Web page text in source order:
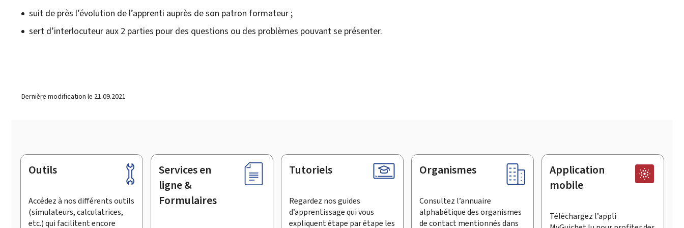
suit de près l’évolution de l’apprenti auprès de son patron formateur ;
sert d’interlocuteur aux 2 parties pour des questions ou des problèmes pouvant se présenter.
Dernière modification le 21.09.2021
Pied
page
Outils
Accédez à nos différents outils
(simulateurs, calculatrices,
etc.) qui facilitent encore
Services en
ligne &
Formulaires
Tutoriels
Regardez nos guides
d’apprentissage qui vous
expliquent étape par étape les
Organismes
Consultez l’annuaire
alphabétique des organismes
de contact mentionnés dans
Application
mobile
Téléchargez l’appli